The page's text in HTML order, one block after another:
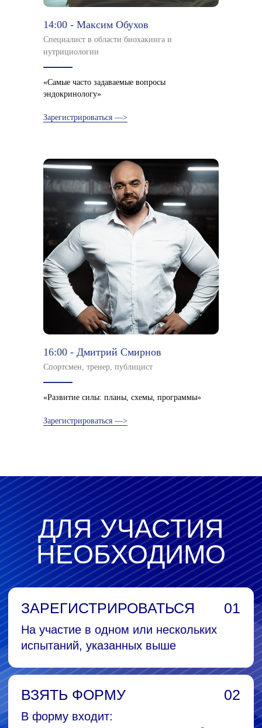
14:00 - Максим Обухов
Специалист в области биохакинга и
нутрициологии
«Самые часто задаваемые вопросы
эндокринологу»
Зарегистрироваться —>
16:00 - Дмитрий Смирнов
Спортсмен, тренер, публицист
«Развитие силы: планы, схемы, программы»
Зарегистрироваться —>